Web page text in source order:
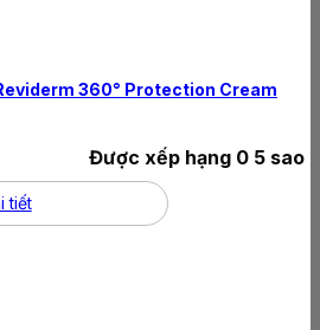
360° Protection Cream
Được xếp hạng 0 5 sao
tiết